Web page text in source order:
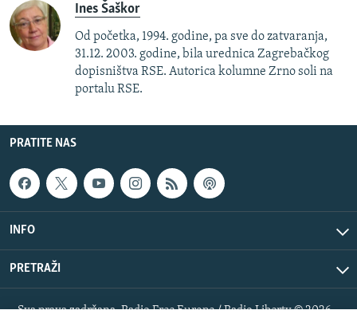
Ines Šaškor
Od početka, 1994. godine, pa sve do zatvaranja,
31.12. 2003. godine, bila urednica Zagrebačkog
dopisništva RSE. Autorica kolumne Zrno soli na
portalu RSE.
PRATITE NAS
INFO
PRETRAŽI
Sva prava zadržana. Radio Free Europe / Radio Liberty © 2026